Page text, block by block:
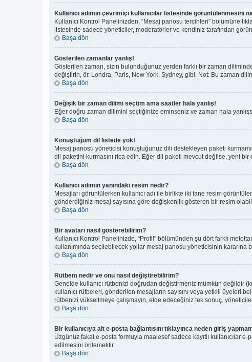
Kullanıcı adımın çevrimiçi kullanıcılar listesinde görüntülenmesini
Kullanıcı Kontrol Panelinizden, “Mesaj panosu tercihleri” bölümüne
listesinde sadece yöneticiler, moderatörler ve kendiniz tarafından
Başa dön
Gösterilen zamanlar yanlış!
Gösterilen zaman, sizin bulunduğunuz yerden farklı bir zaman
değiştirin, ör. Londra, Paris, New York, Sydney, gibi. Not: Bu zaman
Başa dön
Değişik bir zaman dilimi seçtim ama saatler hala yanlış!
Eğer doğru zaman dilimini seçtiğinize eminseniz ve zaman hala
Başa dön
Konuştuğum dil listede yok!
Mesaj panosu yöneticisi konuştuğunuz dili destekleyen paketi
dil paketini kurmasını rica edin. Eğer dil paketi mevcut değilse, yeni
Başa dön
Kullanıcı adımın yanındaki resim nedir?
Mesajları görüntülerken kullanıcı adı ile birlikte iki tane resim
gönderdiğiniz mesaj sayısına göre değişkenlik gösteren bir resim
Başa dön
Bir avatarı nasıl gösterebilirim?
Kullanıcı Kontrol Panelinizde, “Profil” bölümünden şu dört farklı
kullanımında seçilebilecek yollar mesaj panosu yöneticisinin kararına
Başa dön
Rütbem nedir ve onu nasıl değiştirebilirim?
Genelde kullanıcı rütbenizi doğrudan değiştirmeniz mümkün değildir
kullanıcı rütbeleri, gönderilen mesajların sayısını veya yetkili
rütbenizi yükseltmeye çalışmayın, elde edeceğiniz tek sonuç,
Başa dön
Bir kullanıcıya ait e-posta bağlantısını tıklayınca neden giriş
Üzgünüz fakat e-posta formuyla maalesef sadece kayıtlı kullanıcılar
edilmesini önlemektir.
Başa dön